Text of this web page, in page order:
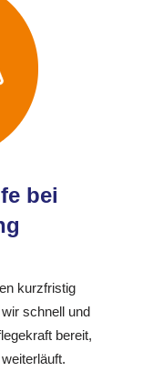
bei
kurzfristig
schnell und
bereit,